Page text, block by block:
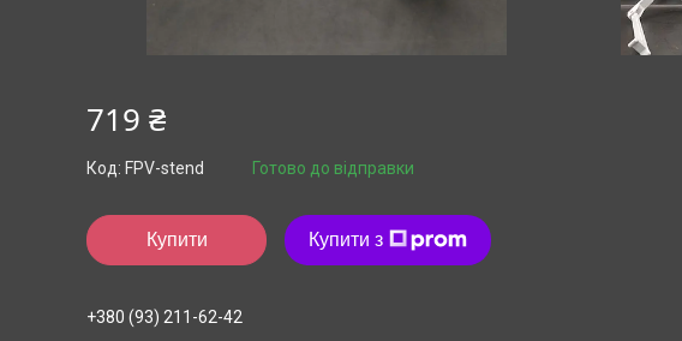
719 ₴
Готово до відправки
Код: FPV-stend
Купити Купити з
+380 (93) 211-62-42